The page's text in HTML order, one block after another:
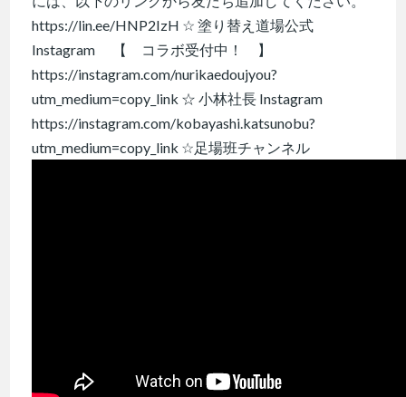
https://lin.ee/HNP2IzH ☆ 塗り替え道場公式
Instagram 【 コラボ受付中！ 】
https://instagram.com/nurikaedoujyou?
utm_medium=copy_link ☆ 小林社長 Instagram
https://instagram.com/kobayashi.katsunobu?
utm_medium=copy_link ☆足場班チャンネル